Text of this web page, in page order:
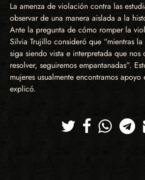
La amenza de violación contra las
observar de una manera aislada a la
Ante la pregunta de cómo romper la
Silvia Trujillo consideró que “mientras
siga siendo vista e interpretada que nos
resolver, seguiremos empantanadas”.
mujeres usualmente encontramos apoyo
explicó.
TwitterFacebookWhatsapp